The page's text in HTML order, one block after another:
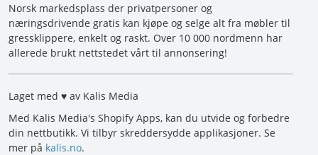
Norsk markedsplass der privatpersoner og
næringsdrivende gratis kan kjøpe og selge alt fra møbler til
gressklippere, enkelt og raskt. Over 10 000 nordmenn har
allerede brukt nettstedet vårt til annonsering!
Laget med ♥ av Kalis Media
Med Kalis Media's Shopify Apps, kan du utvide og forbedre
din nettbutikk. Vi tilbyr skreddersydde applikasjoner. Se
mer på kalis.no.